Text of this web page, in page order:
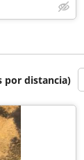
por distancia)